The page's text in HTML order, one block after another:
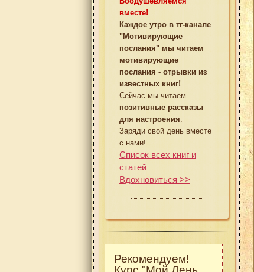
вместе!
Каждое утро в тг-канале
"Мотивирующие
послания" мы читаем
мотивирующие
послания - отрывки из
известных книг!
Сейчас мы читаем
позитивные рассказы
для настроения
Заряди свой день вместе
с нами!
Список всех книг и
статей
Вдохновиться >>
Рекомендуем!